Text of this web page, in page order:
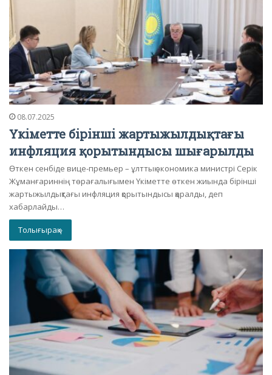
08.07.2025
Үкіметте бірінші жартыжылдықтағы
инфляция қорытындысы шығарылды
Өткен сенбіде вице-премьер – ұлттық экономика министрі Серік
Жұманғариннің төрағалығымен Үкіметте өткен жиында бірінші
жартыжылдықтағы инфляция қорытындысы қаралды, деп
хабарлайды…
Толығырақ »